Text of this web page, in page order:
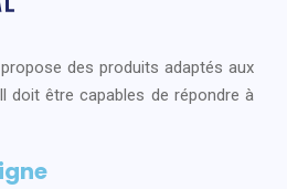
des produits adaptés aux
doit être capables de répondre à